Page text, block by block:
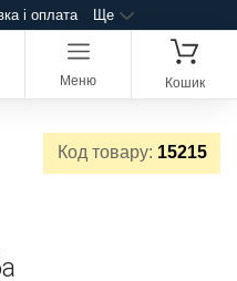
і оплата Ще
Меню Кошик
Код товару: 15215